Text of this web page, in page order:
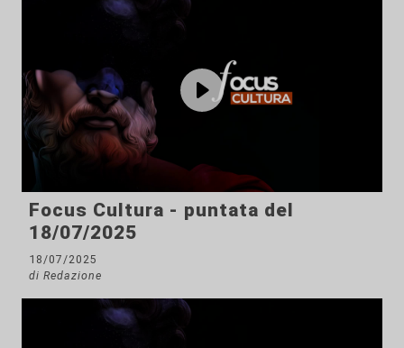
Focus Cultura - puntata del
18/07/2025
18/07/2025
di Redazione